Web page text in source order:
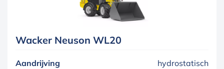
Wacker Neuson WL20
Aandrijving
hydrostatisch